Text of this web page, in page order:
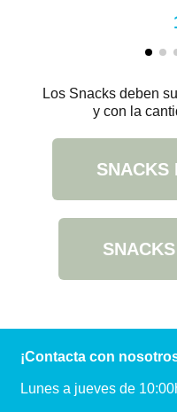
Los Snacks deben
y con la
SNACKS
¡Contacta con
Lunes a jueves de